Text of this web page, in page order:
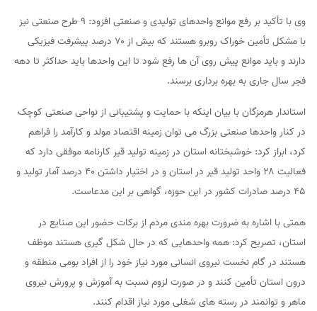
وی با تأکید بر رفع موانع واحدهای تولیدی و صنعتی افزود: ۹ طرح صنعتی نیز
با مشکل تأمین خوراک روبرو هستند که بیش از ۷۰ درصد پیشرفت فیزیکی
دارند و باید موانع پیش روی آن ها رفع شود تا این واحدها باید حداکثر تا دهه
فجر سال جاری به بهره برداری برسند.
استاندار هرمزگان با بیان اینکه با حمایت و پشتیبانی از نواحی صنعتی کوچک
در کنار واحدها صنعتی بزرگ می توان زمینه اقتصاد مولد و کارآمد را فراهم
کرد، ابراز کرد: خوشبختانه استان در زمینه تولید قیر کارنامه موفقی دارد که
فعالیت ۲۸ واحد تولید قیر در استان و در اختیار داشتن ۴۰ درصد آمار تولید و
۴۵ درصد صادرات کشور در این حوزه، گواهی بر این مدعاست.
همتی با اشاره به ضرورت بهره مندی مردم از برکات حضور این صنایع در
استان، تصریح کرد: همه واحدهایی که در حال شکل گیری هستند موظف
هستند در گام نخست نیروی انسانی مورد نیاز خود را از افراد بومی منطقه و
درون استان تأمین کنند و در صورت لزوم نسبت به آموزش و پرورش نیروی
ماهر و توانمند در رسته های شغلی مورد نیاز اقدام کنند.